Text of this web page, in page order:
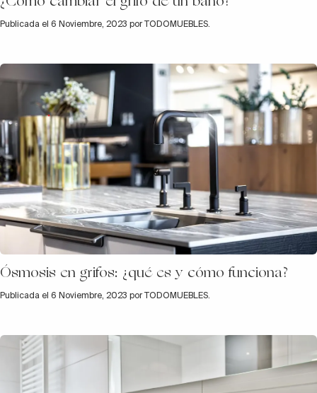
Publicada el 6 Noviembre, 2023 por TODOMUEBLES.
Ósmosis en grifos: ¿qué es y cómo funciona?
Publicada el 6 Noviembre, 2023 por TODOMUEBLES.